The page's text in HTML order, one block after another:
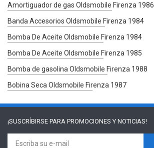
Amortiguador de gas Oldsmobile Firenza 1986
Banda Accesorios Oldsmobile Firenza 1984
Bomba De Aceite Oldsmobile Firenza 1984
Bomba De Aceite Oldsmobile Firenza 1985
Bomba de gasolina Oldsmobile Firenza 1988
Bobina Seca Oldsmobile Firenza 1987
¡SUSCRÍBIRSE PARA PROMOCIONES Y NOTICIAS!